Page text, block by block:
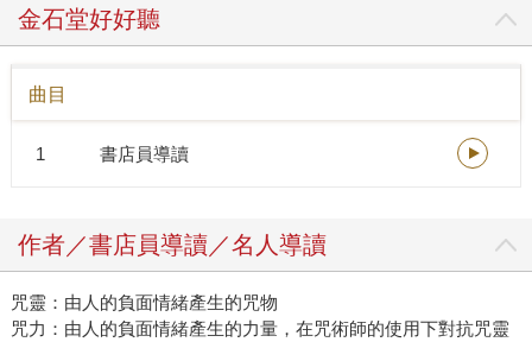
金石堂好好聽
曲目
1 書店員導讀
作者／書店員導讀／名人導讀
咒靈：由人的負面情緒產生的咒物
咒力：由人的負面情緒產生的力量，在咒術師的使用下對抗咒靈